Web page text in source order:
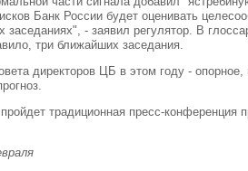
Банк России будет оценивать
заседаниях", - заявил регулятор. В
три ближайших заседания.
директоров ЦБ в этом году - опорное,
традиционная пресс-